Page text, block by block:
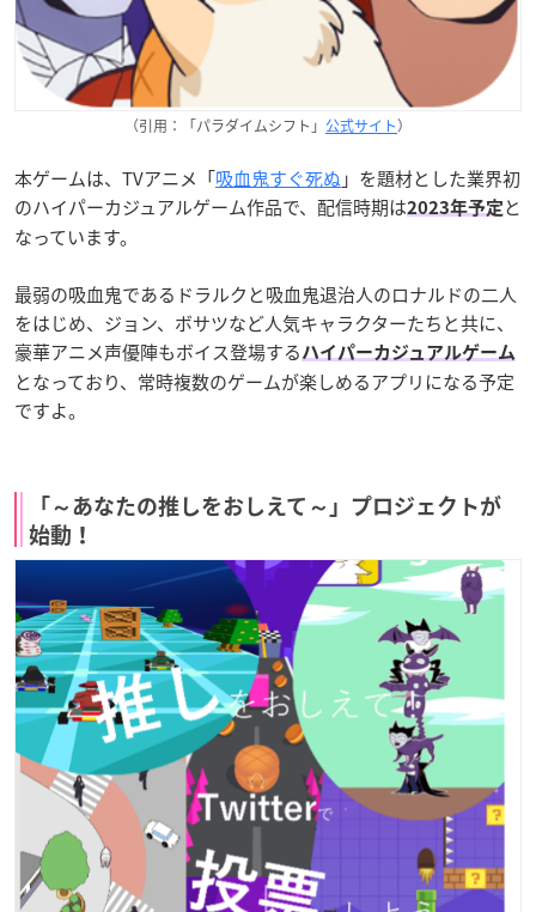
（引用：「パラダイムシフト」 公式サイト）
本ゲームは、TVアニメ「吸血鬼すぐ死ぬ」を題材とした業界初
のハイパーカジュアルゲーム作品で、配信時期は2023年予定 と
なっています。
最弱の吸血鬼であるドラルクと吸血鬼退治人のロナルドの二人
をはじめ、ジョン、ボサツなど人気キャラクターたちと共に、
豪華アニメ声優陣もボイス登場する ハイパーカジュアルゲーム
となっており、常時複数のゲームが楽しめるアプリになる予定
ですよ。
「～あなたの推しをおしえて～」プロジェクトが
始動！